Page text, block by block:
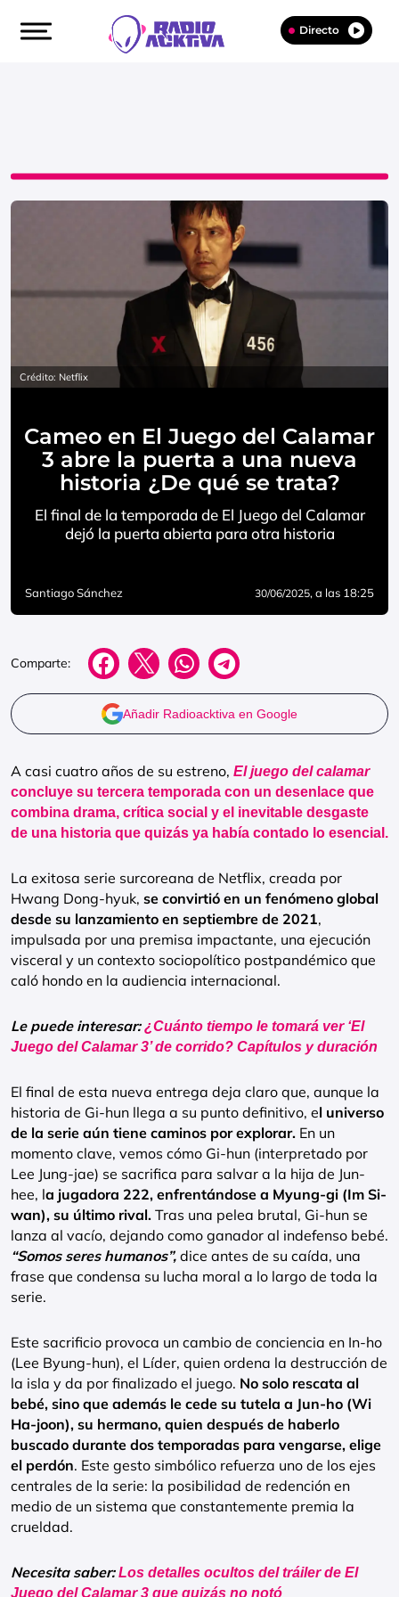
Directo
Crédito: Netflix
Cameo en El Juego del Calamar
3 abre la puerta a una nueva
historia ¿De qué se trata?
El final de la temporada de El Juego del Calamar
dejó la puerta abierta para otra historia
Santiago Sánchez 30/06/2025, a las 18:25
Comparte:
Añadir Radioacktiva en Google
A casi cuatro años de su estreno, El juego del calamar
concluye su tercera temporada con un desenlace que
combina drama, crítica social y el inevitable desgaste
de una historia que quizás ya había contado lo esencial.
La exitosa serie surcoreana de Netflix, creada por
Hwang Dong-hyuk, se convirtió en un fenómeno global
desde su lanzamiento en septiembre de 2021,
impulsada por una premisa impactante, una ejecución
visceral y un contexto sociopolítico postpandémico que
caló hondo en la audiencia internacional.
Le puede interesar:¿Cuánto tiempo le tomará ver ‘El
Juego del Calamar 3’ de corrido? Capítulos y duración
El final de esta nueva entrega deja claro que, aunque la
historia de Gi-hun llega a su punto definitivo, el universo
de la serie aún tiene caminos por explorar. En un
momento clave, vemos cómo Gi-hun (interpretado por
Lee Jung-jae) se sacrifica para salvar a la hija de Jun-
hee, la jugadora 222, enfrentándose a Myung-gi (Im Si-
wan), su último rival. Tras una pelea brutal, Gi-hun se
lanza al vacío, dejando como ganador al indefenso bebé.
“Somos seres humanos”, dice antes de su caída, una
frase que condensa su lucha moral a lo largo de toda la
serie.
Este sacrificio provoca un cambio de conciencia en In-ho
(Lee Byung-hun), el Líder, quien ordena la destrucción de
la isla y da por finalizado el juego. No solo rescata al
bebé, sino que además le cede su tutela a Jun-ho (Wi
Ha-joon), su hermano, quien después de haberlo
buscado durante dos temporadas para vengarse, elige
el perdón. Este gesto simbólico refuerza uno de los ejes
centrales de la serie: la posibilidad de redención en
medio de un sistema que constantemente premia la
crueldad.
Necesita saber:Los detalles ocultos del tráiler de El
Juego del Calamar 3 que quizás no notó